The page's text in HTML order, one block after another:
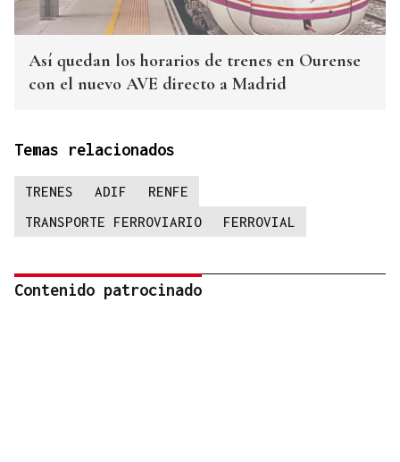
Así quedan los horarios de trenes en Ourense
con el nuevo AVE directo a Madrid
Temas relacionados
TRENES ADIF
RENFE
TRANSPORTE FERROVIARIO
FERROVIAL
Contenido patrocinado